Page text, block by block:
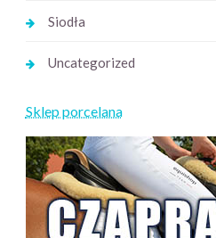
Siodła
Uncategorized
Sklep porcelana